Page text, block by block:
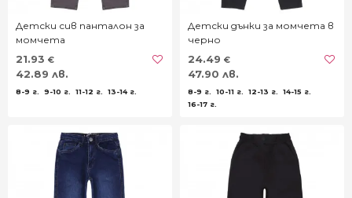
Детски сив панталон за
момчета
21.93 €
42.89 лв.
8-9 г. 9-10 г. 11-12 г. 13-14 г.
Детски дънки за момчета в
черно
24.49 €
47.90 лв.
8-9 г. 10-11 г. 12-13 г.
14-15 г.
16-17 г.